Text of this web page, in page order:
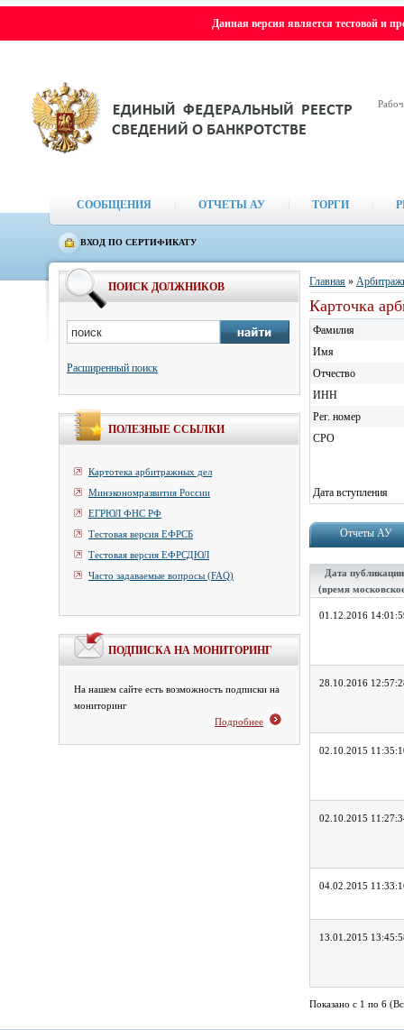
Данная версия является тестовой и
ВХОД ПО СЕРТИФИКАТУ
СООБЩЕНИЯ ОТЧЕТЫ АУ ТОРГИ
ПОИСК ДОЛЖНИКОВ
Расширенный поиск
ПОЛЕЗНЫЕ ССЫЛКИ
Картотека арбитражных дел
Минэкономразвития России
ЕГРЮЛ ФНС РФ
Тестовая версия ЕФРСБ
Тестовая версия ЕФРСДЮЛ
Часто задаваемые вопросы (FAQ)
ПОДПИСКА НА МОНИТОРИНГ
На нашем сайте есть возможность подписки на
мониторинг
Подробнее
Главная »
Карточка
Фамилия
Имя
Отчество
ИНН
Рег. номер
СРО
Дата вступления
Отчеты АУ
Дата публикации
(время
01.12.2016
28.10.2016
02.10.2015
02.10.2015
04.02.2015
13.01.2015
Показано с 1 по 6